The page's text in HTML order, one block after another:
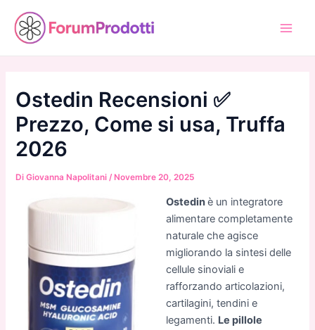
contenuto
Ostedin Recensioni ✅
Prezzo, Come si usa, Truffa
2026
DiGiovanna Napolitani /Novembre 20, 2025
Ostedinè un integratore
alimentare completamente
naturale che agisce
migliorando la sintesi delle
cellule sinoviali e
rafforzando articolazioni,
cartilagini, tendini e
legamenti. Le pillole